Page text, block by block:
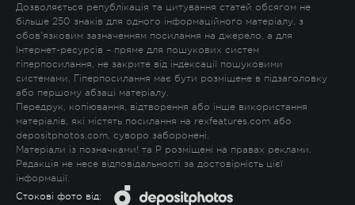
Дозволяється републікація та цитування статей обсягом не
більше 250 знаків для одного інформаційного матеріалу, з
обов'язковим зазначенням посилання на джерело, а для
Інтернет-ресурсів – пряме для пошукових систем
гіперпосилання, не закрите від індексації пошуковими
системами. Гіперпосилання має бути розміщене в підзаголовку
або першому абзаці матеріалу.
Передрук, копіювання, відтворення або інше використання
матеріалів, які містять посилання на rexfeatures.com або
depositphotos.com, суворо заборонені.
Матеріали із позначками! та P розміщені на правах реклами.
Редакція не несе відповідальності за достовірність цієї
інформації.
Стокові фото від: